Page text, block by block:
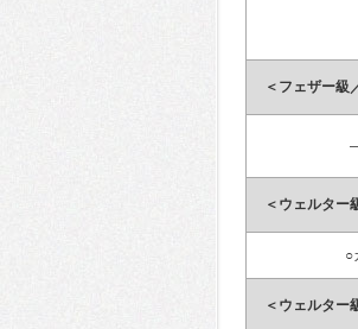
＜フェザー級
＜ウェルター
○
＜ウェルター